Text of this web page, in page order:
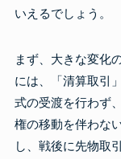
いえるでしょう。
まず、大きな変化
には、「清算取引
式の受渡を行わず
権の移動を伴わな
し、戦後に先物取